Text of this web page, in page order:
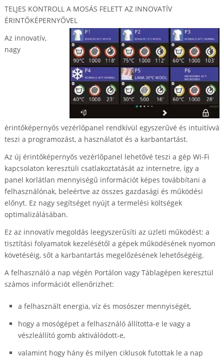
TELJES KONTROLL A MOSÁS FELETT AZ INNOVATÍV
ÉRINTŐKÉPERNYŐVEL
Az innovatív,
nagy
érintőképernyős vezérlőpanel rendkívül egyszerűvé és intuitívvá
teszi a programozást, a használatot és a karbantartást.
Az új érintőképernyős vezérlőpanel lehetővé teszi a gép Wi-Fi
kapcsolaton keresztüli csatlakoztatását az internetre, így a
panel korlátlan mennyiségű információt képes továbbítani a
felhasználónak, beleértve az összes gazdasági és működési
előnyt. Ez nagy segítséget nyújt a termelési költségek
optimalizálásában.
Ez az innovatív megoldás leegyszerűsíti az üzleti működést: a
tisztítási folyamatok kezelésétől a gépek működésének nyomon
követéséig, sőt a karbantartás megelőzésének lehetőségéig.
A felhasználó a nap végén Portálon vagy Táblagépen keresztül
számos információt ellenőrizhet:
a felhasznált energia, víz és mosószer mennyiségét,
hogy a mosógépet a felhasználó állította-e le vagy a
vészleállító gomb aktiválódott-e,
valamint hogy hány és milyen ciklusok futottak le a nap